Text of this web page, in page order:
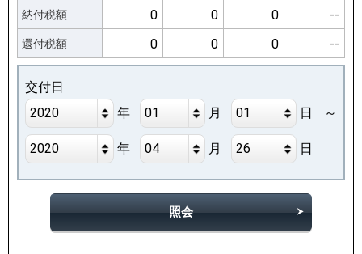
納付税額 0 0 0 --
還付税額 0 0 0 --
納付税額 0 0 0 --
還付税額 0 0 0 --
交付日
2020
年 01 月 01 日
2020 年 04 月 26 日
照会